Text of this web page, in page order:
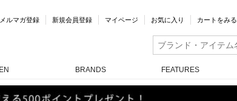
メルマガ登録 新規会員登録 マイページ お気に入り カートをみる
BRANDS FEATURES